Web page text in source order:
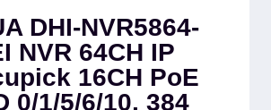
DHI-NVR5864-
NVR 64CH IP
16CH PoE
0/1/5/6/10, 384